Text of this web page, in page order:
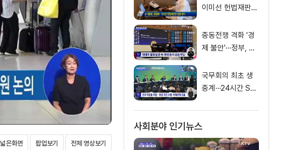
넓은화면 팝업보기 전체 영상보기
이미선 헌법재판관
중동전쟁 격화 '경
제 불안'···정부, 금
소화
국무회의 최초 생
중계···24시간 SN
사회분야 인기뉴스